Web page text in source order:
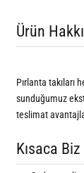
Ürün
Pırlanta takıları
sunduğumuz
teslimat
Kısaca Biz